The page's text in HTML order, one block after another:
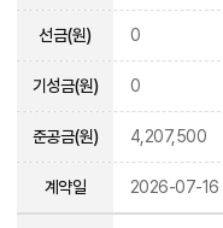
선금(원) 0
기성금(원) 0
준공금(원) 4,207,500
계약일 2026-07-16